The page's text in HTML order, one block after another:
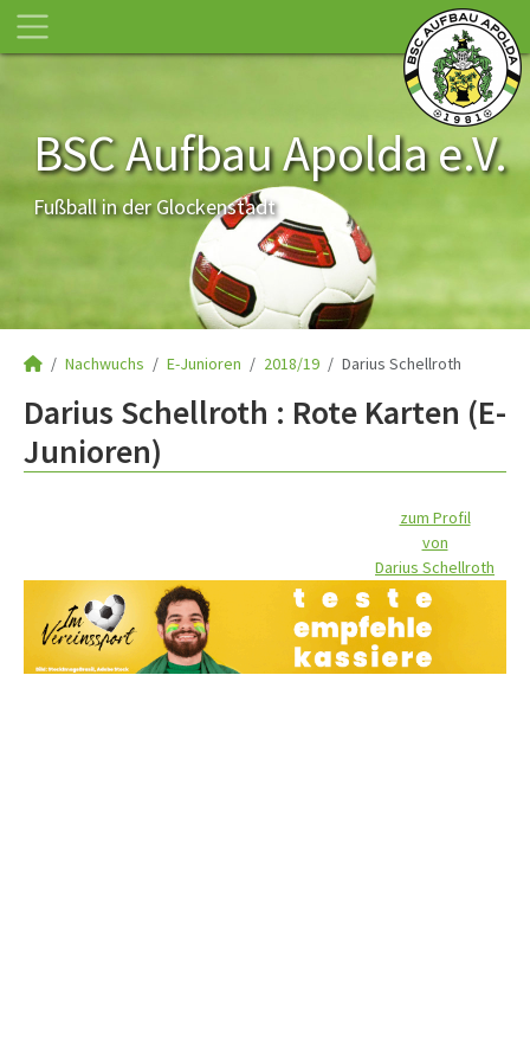
BSC Aufbau Apolda e.V.
Fußball in der Glockenstadt
Nachwuchs E-Junioren 2018/19 Darius Schellroth
Darius Schellroth : Rote Karten (E-
Junioren)
zum Profil
von
Darius Schellroth